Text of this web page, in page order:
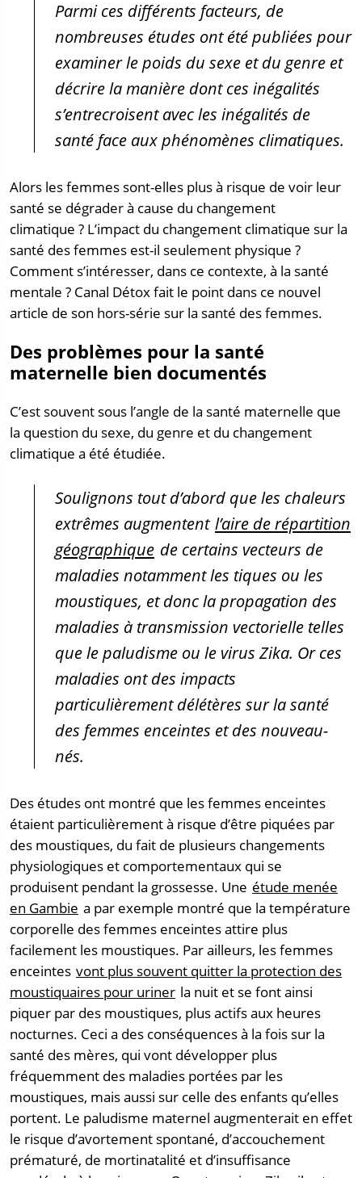
Parmi ces différents facteurs, de
nombreuses études ont été publiées pour
examiner le poids du sexe et du genre et
décrire la manière dont ces inégalités
s’entrecroisent avec les inégalités de
santé face aux phénomènes climatiques.
Alors les femmes sont-elles plus à risque de voir leur
santé se dégrader à cause du changement
climatique ? L’impact du changement climatique sur la
santé des femmes est-il seulement physique ?
Comment s’intéresser, dans ce contexte, à la santé
mentale ? Canal Détox fait le point dans ce nouvel
article de son hors-série sur la santé des femmes.
Des problèmes pour la santé
maternelle bien documentés
C’est souvent sous l’angle de la santé maternelle que
la question du sexe, du genre et du changement
climatique a été étudiée.
Soulignons tout d’abord que les chaleurs
extrêmes augmentent l’aire de répartition
géographique de certains vecteurs de
maladies notamment les tiques ou les
moustiques, et donc la propagation des
maladies à transmission vectorielle telles
que le paludisme ou le virus Zika. Or ces
maladies ont des impacts
particulièrement délétères sur la santé
des femmes enceintes et des nouveau-
nés.
Des études ont montré que les femmes enceintes
étaient particulièrement à risque d’être piquées par
des moustiques, du fait de plusieurs changements
physiologiques et comportementaux qui se
produisent pendant la grossesse. Une étude menée
en Gambie a par exemple montré que la température
corporelle des femmes enceintes attire plus
facilement les moustiques. Par ailleurs, les femmes
enceintes vont plus souvent quitter la protection des
moustiquaires pour uriner la nuit et se font ainsi
piquer par des moustiques, plus actifs aux heures
nocturnes. Ceci a des conséquences à la fois sur la
santé des mères, qui vont développer plus
fréquemment des maladies portées par les
moustiques, mais aussi sur celle des enfants qu’elles
portent. Le paludisme maternel augmenterait en effet
le risque d’avortement spontané, d’accouchement
prématuré, de mortinatalité et d’insuffisance